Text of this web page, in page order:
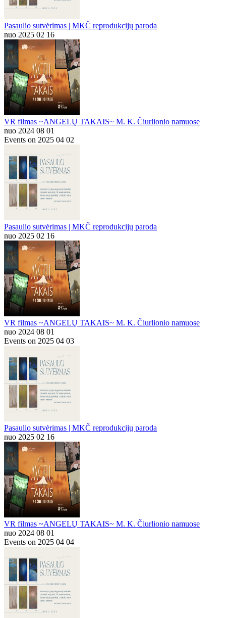
Pasaulio sutvėrimas | MKČ reprodukcijų paroda
nuo 2025 02 16
VR filmas ~ANGELŲ TAKAIS~ M. K. Čiurlionio namuose
nuo 2024 08 01
Events on 2025 04 02
Pasaulio sutvėrimas | MKČ reprodukcijų paroda
nuo 2025 02 16
VR filmas ~ANGELŲ TAKAIS~ M. K. Čiurlionio namuose
nuo 2024 08 01
Events on 2025 04 03
Pasaulio sutvėrimas | MKČ reprodukcijų paroda
nuo 2025 02 16
VR filmas ~ANGELŲ TAKAIS~ M. K. Čiurlionio namuose
nuo 2024 08 01
Events on 2025 04 04